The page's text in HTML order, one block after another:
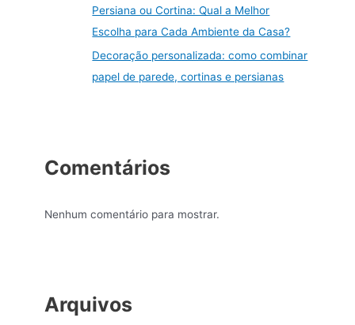
Persiana ou Cortina: Qual a Melhor
Escolha para Cada Ambiente da Casa?
Decoração personalizada: como combinar
papel de parede, cortinas e persianas
Comentários
Nenhum comentário para mostrar.
Arquivos